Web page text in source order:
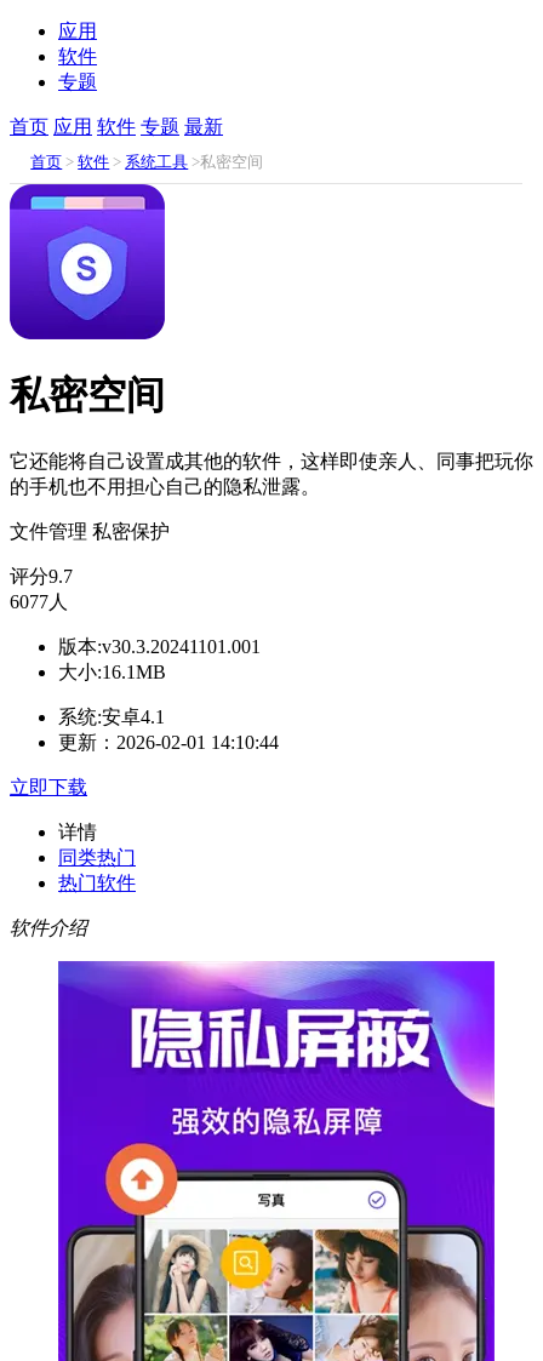
应用
软件
专题
首页 应用 软件 专题 最新
首页 >软件 > 系统工具 >私密空间
私密空间
它还能将自己设置成其他的软件，这样即使亲人、同事把玩你
的手机也不用担心自己的隐私泄露。
文件管理 私密保护
评分9.7
6077人
版本:v30.3.20241101.001
大小:16.1MB
系统:安卓4.1
更新：2026-02-01 14:10:44
立即下载
详情
同类热门
热门软件
软件介绍